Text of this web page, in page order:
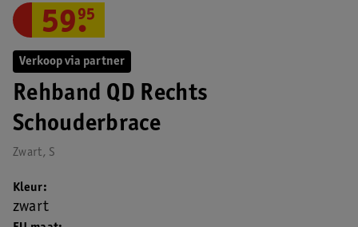
Verkoop via partner
Rehband QD Rechts
Schouderbrace
Zwart, S
59.
95
Kleur
zwart